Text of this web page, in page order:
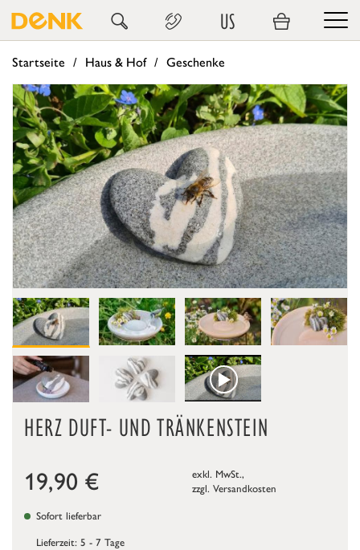
US
Startseite Haus & Hof Geschenke
HERZ DUFT- UND TRÄNKENSTEIN
19,90 €
exkl. MwSt.,
zzgl. Versandkosten
Sofort lieferbar
Lieferzeit: 5 - 7 Tage